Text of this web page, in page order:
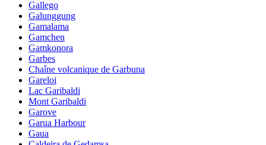
Gallego
Galunggung
Gamalama
Gamchen
Gamkonora
Garbes
Chaîne volcanique de Garbuna
Gareloi
Lac Garibaldi
Mont Garibaldi
Garove
Garua Harbour
Gaua